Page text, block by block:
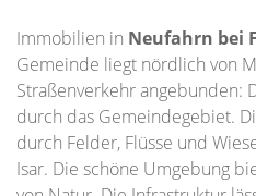
Immobilien in Neufahrn bei
Gemeinde liegt nördlich von
Straßenverkehr angebunden:
durch das Gemeindegebiet.
durch Felder, Flüsse und
Isar. Die schöne Umgebung